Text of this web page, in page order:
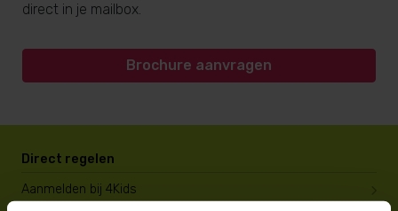
direct in je mailbox.
Brochure aanvragen
Direct regelen
Aanmelden bij 4Kids